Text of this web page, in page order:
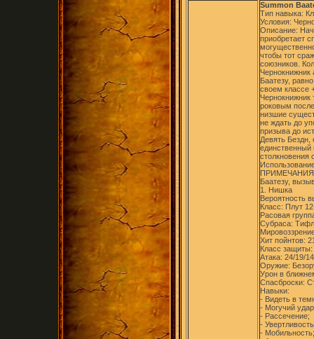
Summon
Тип навыка:
Условия:
Описание:
приобретает
чтобы тот
союзников.
Чернокнижник
Баатезу,
своем классе
Чернокнижник
роковым
низшие
не ждать до
призыва до
Девять Бездн,
единственный
столкновения
Баатезу,
1. Нишка
Вероятность
Класс: Плут
Расовая
Субраса:
Хит пойнтов:
Класс защиты:
Атака: 24/19/
Оружие:
Урон в
Спасброски:
Навыки:
- Видеть в
- Могучий
- Рассечение;
-
- Мобильность;